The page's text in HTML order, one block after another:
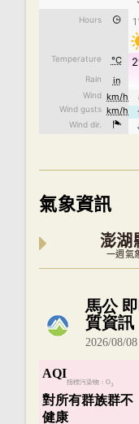
氣象資訊
澎湖
一週氣
內嵌空氣品